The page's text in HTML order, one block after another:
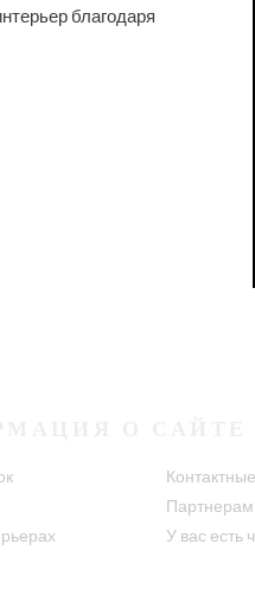
благодаря
Партнерам
У вас есть